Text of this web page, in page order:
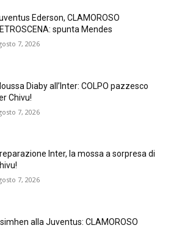
Ederson, CLAMOROSO
spunta Mendes
7, 2026
Diaby all’Inter: COLPO pazzesco
Chivu!
7, 2026
Inter, la mossa a sorpresa di
7, 2026
alla Juventus: CLAMOROSO